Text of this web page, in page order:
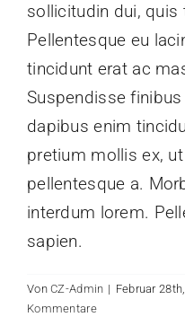
sollicitudin dui, quis
Pellentesque eu
tincidunt erat ac
Suspendisse
dapibus enim
pretium mollis ex,
pellentesque a.
interdum lorem.
sapien.
VonCZ-Admin | Februar
Kommentare